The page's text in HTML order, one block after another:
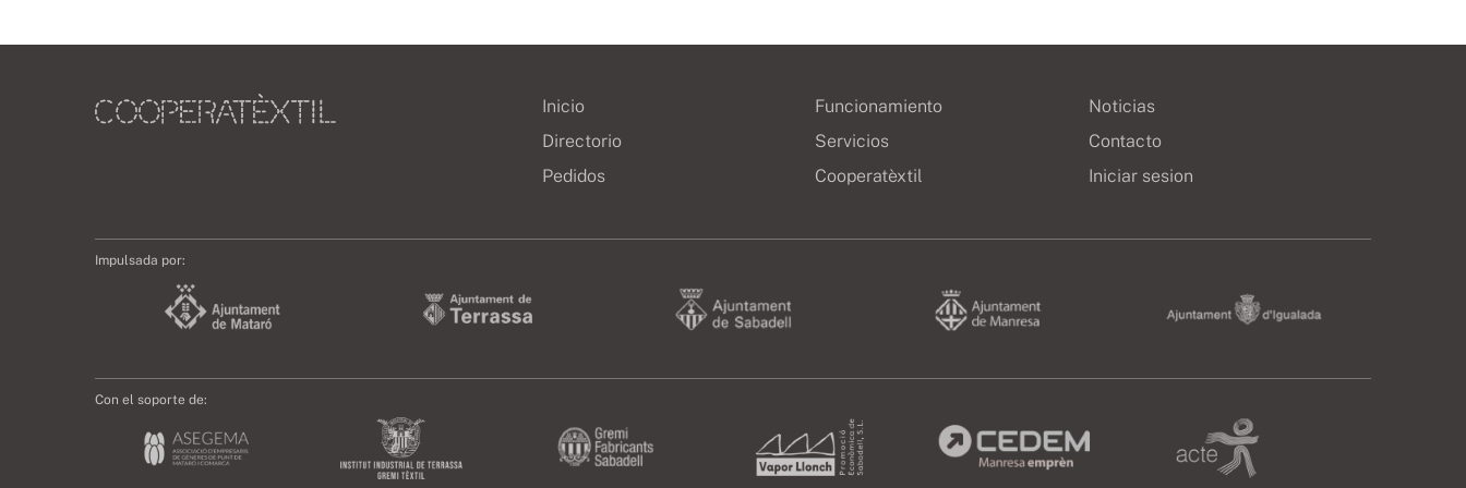
Inicio
Directorio
Pedidos
Funcionamiento
Servicios
Cooperatèxtil
Noticias
Contacto
Iniciar sesion
Impulsada por:
Con el soporte de: